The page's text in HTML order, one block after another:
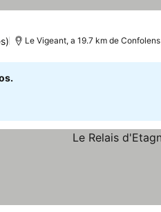
Le Vigeant, a 19.7 km de Confolens